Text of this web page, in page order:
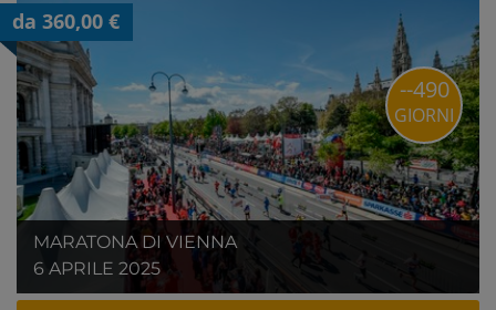
da 360,00 €
MARATONA DI VIENNA
6 APRILE 2025
--490
GIORNI